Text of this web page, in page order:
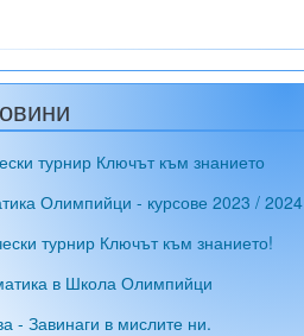
турнир Ключът към знанието
Олимпийци - курсове 2023 / 2024
турнир Ключът към знанието!
в Школа Олимпийци
- Завинаги в мислите ни.